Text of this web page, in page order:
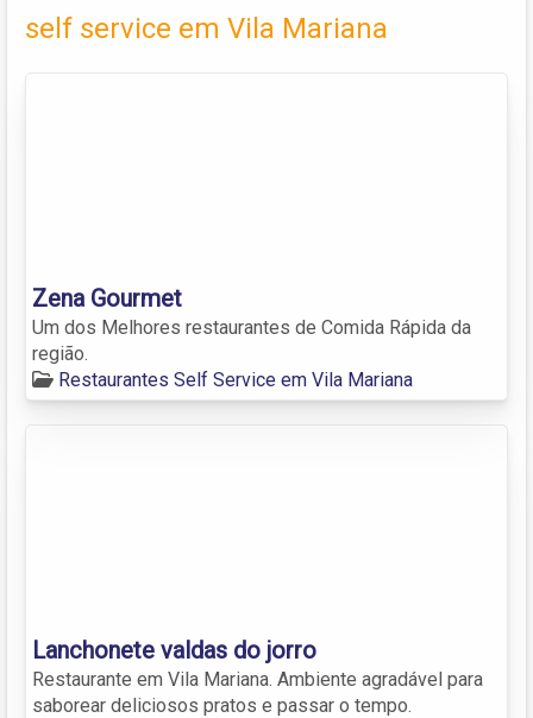
self service em Vila Mariana
Zena Gourmet
Um dos Melhores restaurantes de Comida Rápida da
região.
Restaurantes Self Service em Vila Mariana
Lanchonete valdas do jorro
Restaurante em Vila Mariana. Ambiente agradável para
saborear deliciosos pratos e passar o tempo.